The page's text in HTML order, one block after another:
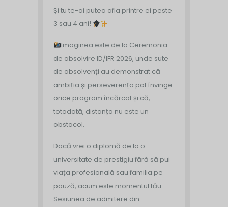
Și tu te-ai putea afla printre ei peste
3 sau 4 ani!
Imaginea este de la Ceremonia
de absolvire ID/IFR 2026, unde sute
de absolvenți au demonstrat că
ambiția și perseverența pot învinge
orice program încărcat și că,
totodată, distanța nu este un
obstacol.
Dacă vrei o diplomă de la o
universitate de prestigiu fără să pui
viața profesională sau familia pe
pauză, acum este momentul tău.
Sesiunea de admitere din